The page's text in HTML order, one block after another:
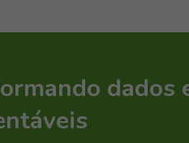
dados